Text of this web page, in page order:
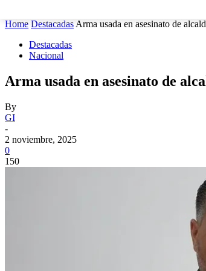
Home Destacadas Arma usada en asesinato de
Destacadas
Nacional
Arma usada en asesinato de
By
GI
-
2 noviembre, 2025
0
150